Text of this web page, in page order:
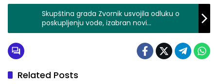
Skupština grada Zvornik usvojila odluku o
poskupljenju vode, izabran novi
potpredsjednik Skupštine, usvojen rebalans
Related Posts